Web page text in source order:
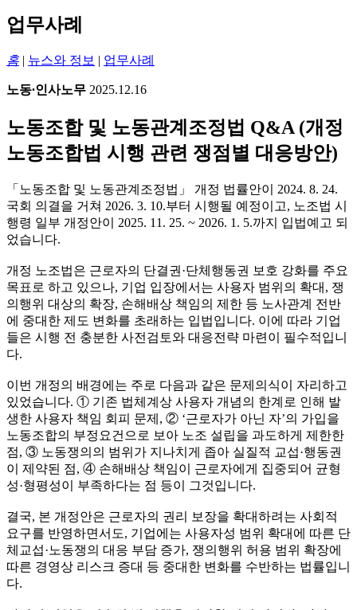
업무사례
홈 뉴스와 정보 업무사례
노동∙인사노무 2025.12.16
노동조합 및 노동관계조정법 Q&A (개정
노동조합법 시행 관련 쟁점별 대응방안)
「노동조합 및 노동관계조정법」 개정 법률안이 2024. 8. 24.
국회 의결을 거쳐 2026. 3. 10.부터 시행될 예정이고, 노조법 시
행령 일부 개정안이 2025. 11. 25. ~ 2026. 1. 5.까지 입법예고 되
었습니다.
개정 노조법은 근로자의 단결권·단체행동권 보호 강화를 주요
목표로 하고 있으나, 기업 입장에서는 사용자 범위의 확대, 쟁
의행위 대상의 확장, 손해배상 책임의 제한 등 노사관계 전반
에 중대한 제도 변화를 초래하는 입법입니다. 이에 따라 기업
들은 시행 전 충분한 사전검토와 대응전략 마련이 필수적입니
다.
이번 개정의 배경에는 주로 다음과 같은 문제의식이 자리하고
있었습니다. ① 기존 법체계상 사용자 개념의 한계로 인해 발
생한 사용자 책임 회피 문제, ② ‘근로자가 아닌 자’의 가입을
노동조합의 부정요건으로 보아 노조 설립을 과도하게 제한한
점, ③ 노동쟁의의 범위가 지나치게 좁아 실질적 교섭·행동권
이 제약된 점, ④ 손해배상 책임이 근로자에게 집중되어 균형
성·형평성이 부족하다는 점 등이 그것입니다.
결국, 본 개정안은 근로자의 권리 보장을 확대하려는 사회적
요구를 반영하면서도, 기업에는 사용자성 범위 확대에 따른 단
체교섭·노동쟁의 대응 부담 증가, 쟁의행위 허용 범위 확장에
따른 경영상 리스크 증대 등 중대한 변화를 수반하는 법률입니
다.